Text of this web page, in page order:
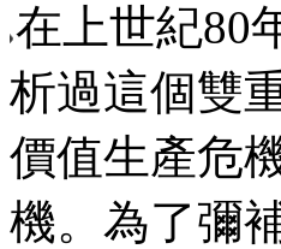
在上世紀80
析過這個雙
價值生產危
機。為了彌